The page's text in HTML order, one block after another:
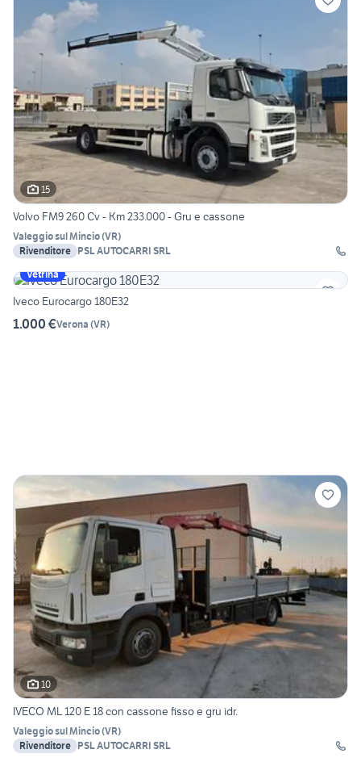
15
Volvo FM9 260 Cv - Km 233.000 - Gru e cassone
Valeggio sul Mincio(VR)
Rivenditore PSL AUTOCARRI SRL
Vetrina
Iveco Eurocargo 180E32
1.000 €Verona (VR)
10
IVECO ML 120 E 18 con cassone fisso e gru idr.
Valeggio sul Mincio(VR)
Rivenditore PSL AUTOCARRI SRL